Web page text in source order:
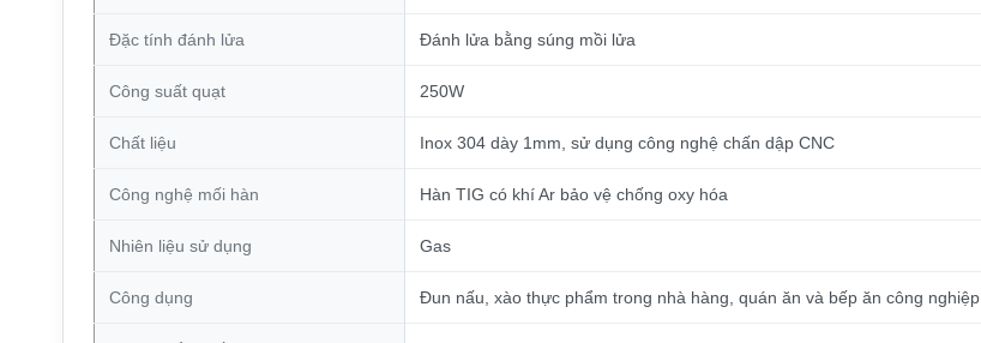
Đặc tính đánh lửa Đánh lửa bằng súng mồi lửa
Công suất quạt 250W
Chất liệu Inox 304 dày 1mm, sử dụng công nghệ chấn dập CNC
Công nghệ mối hàn Hàn TIG có khí Ar bảo vệ chống oxy hóa
Nhiên liệu sử dụng Gas
Công dụng Đun nấu, xào thực phẩm trong nhà hàng, quán ăn và bếp ăn công nghiệp